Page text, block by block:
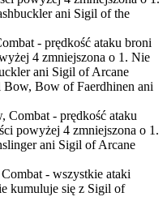
ani Sigil of the
- prędkość ataku broni
4 zmniejszona o 1. Nie
ani Sigil of Arcane
Bow of Faerdhinen ani
Combat - prędkość ataku
powyżej 4 zmniejszona o 1.
ani Sigil of Arcane
- wszystkie ataki
kumuluje się z Sigil of